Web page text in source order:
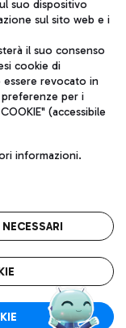
direzione e
13032990155 P.
Fiumicino (RM)
suo dispositivo
sul sito web e i
il suo consenso
cookie di
revocato in
per i
(accessibile
informazioni.